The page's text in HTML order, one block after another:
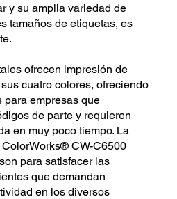
y su amplia variedad de
tamaños de etiquetas, es
ofrecen impresión de
cuatro colores, ofreciendo
para empresas que
de parte y requieren
en muy poco tiempo. La
CW-C6500
para satisfacer las
que demandan
en los diversos